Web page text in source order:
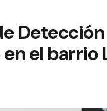
el barrio